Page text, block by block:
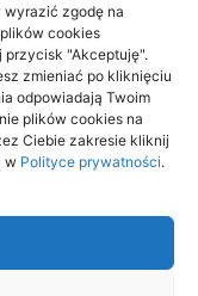
zgodę na
cookies
"Akceptuję".
zmieniać po kliknięciu
odpowiadają Twoim
plików cookies na
Ciebie zakresie kliknij
w Polityce prywatności.
ludzi takich jak ty.
rzeczy dzięki
i dzielić się tym z